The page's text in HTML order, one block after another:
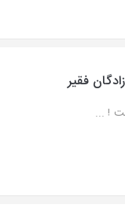
فقیر
! ...